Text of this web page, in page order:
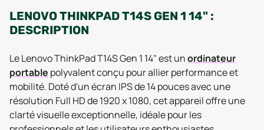
LENOVO THINKPAD T14S GEN 1 14" :
DESCRIPTION
Le Lenovo ThinkPad T14S Gen 1 14" est unordinateur
portable polyvalent conçu pour allier performance et
mobilité. Doté d'un écran IPS de 14 pouces avec une
résolution Full HD de 1920 x 1080, cet appareil offre une
clarté visuelle exceptionnelle, idéale pour les